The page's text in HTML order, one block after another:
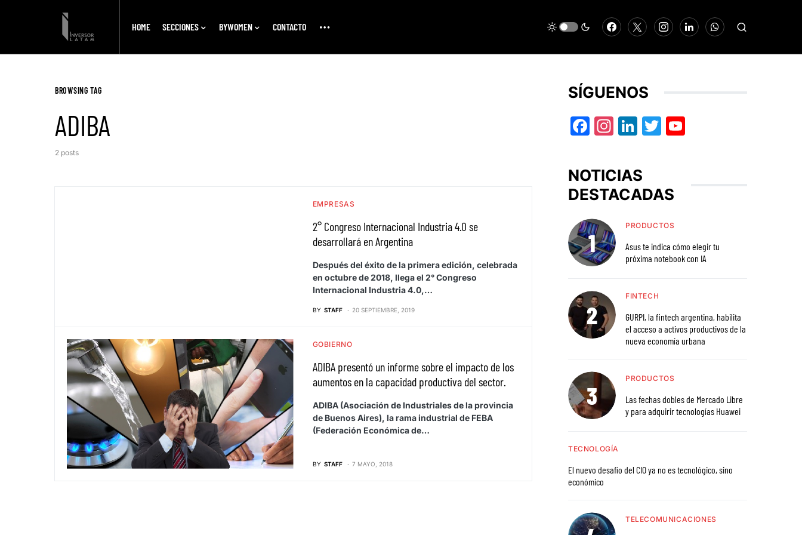
HOME SECCIONES BYWOMEN CONTACTO
BROWSING TAG
ADIBA
2 posts
EMPRESAS
2° Congreso Internacional Industria 4.0 se
desarrollará en Argentina
Después del éxito de la primera edición, celebrada
en octubre de 2018, llega el 2° Congreso
Internacional Industria 4.0,…
BY STAFF 20 SEPTIEMBRE, 2019
GOBIERNO
ADIBA presentó un informe sobre el impacto de los
aumentos en la capacidad productiva del sector.
ADIBA (Asociación de Industriales de la provincia
de Buenos Aires), la rama industrial de FEBA
(Federación Económica de…
BY STAFF 7 MAYO, 2018
SÍGUENOS
Facebook
Instagram
LinkedIn
Twitter
NOTICIAS
DESTACADAS
PRODUCTOS
Asus te indica cómo elegir tu
próxima notebook con IA
FINTECH
GURPI, la fintech argentina, habilita
el acceso a activos productivos de la
nueva economía urbana
PRODUCTOS
Las fechas dobles de Mercado Libre
y para adquirir tecnologías Huawei
TECNOLOGÍA
El nuevo desafío del CIO ya no es tecnológico, sino
económico
TELECOMUNICACIONES